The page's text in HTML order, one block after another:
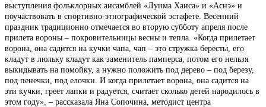
выступления фольклорных ансамблей «Луима Ханса» и «Аснэ» и
поучаствовать в спортивно-этнографической эстафете. Весенний
праздник традиционно отмечается во вторую субботу апреля после
прилета вороны – покровительницы весны и тепла. «Когда прилетает
ворона, она садится на кучки чапа, чап – это стружка бересты, его
кладут в люльку кладут как заменитель памперса, потом его нельзя
выкидывать на помойку, а нужно положить под дерево – под березу,
под пенечки, под елочки. И когда прилетает ворона, она садится на
эти кучки, греет лапки и радуется, считает сколько детей народилось в
этом году», – рассказала Яна Сопочина, методист центра